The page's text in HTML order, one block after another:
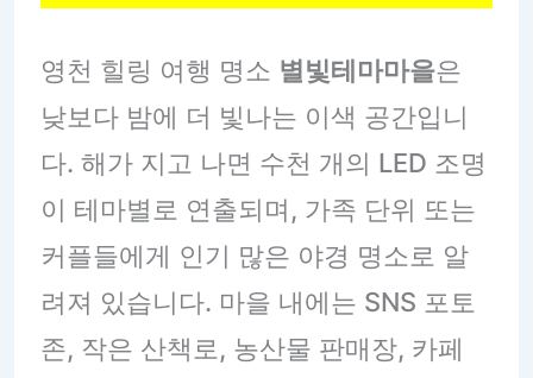
영천 힐링 여행 명소 별빛테마마을은
낮보다 밤에 더 빛나는 이색 공간입니
다. 해가 지고 나면 수천 개의 LED 조명
이 테마별로 연출되며, 가족 단위 또는
커플들에게 인기 많은 야경 명소로 알
려져 있습니다. 마을 내에는 SNS 포토
존, 작은 산책로, 농산물 판매장, 카페